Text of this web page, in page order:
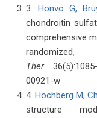
3. Honvo G,
chondroitin
comprehensive
Ther
00921-w
4. Hochberg M,
structure